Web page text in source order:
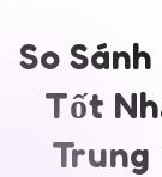
Tài liệu
Trợ giúp
API
So
Tốt
Trung